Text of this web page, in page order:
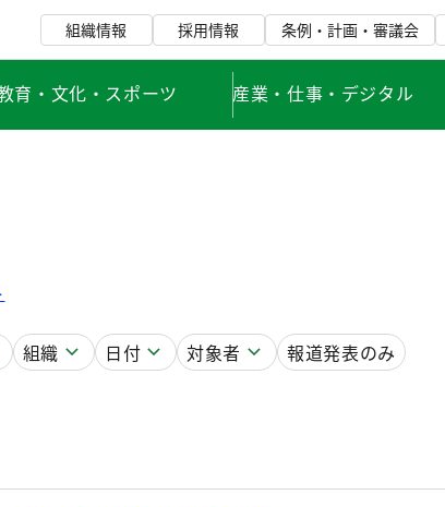
組織情報 採用情報 条例・計画・審議会
育・文化・スポーツ 産業・仕事・デジタル
組織 日付 対象者 報道発表のみ